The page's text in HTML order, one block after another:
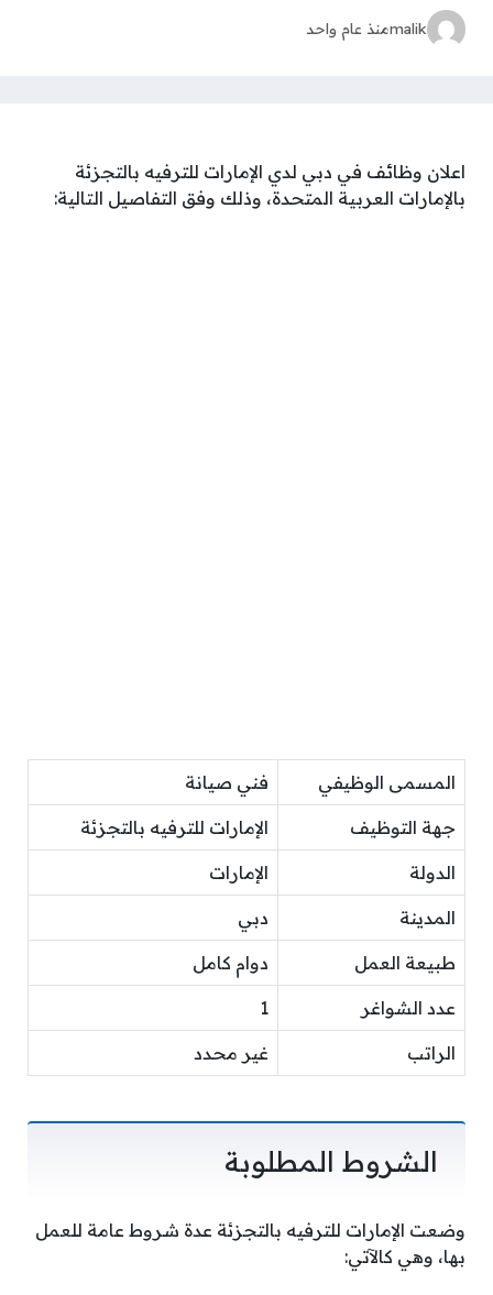
malikمنذ عام واحد
اعلان وظائف في دبي لدي الإمارات للترفيه بالتجزئة
بالإمارات العربية المتحدة، وذلك وفق التفاصيل التالية:
المسمى الوظيفي فني صيانة
جهة التوظيف الإمارات للترفيه بالتجزئة
الدولة الإمارات
المدينة دبي
طبيعة العمل دوام كامل
عدد الشواغر 1
الراتب غير محدد
الشروط المطلوبة
وضعت الإمارات للترفيه بالتجزئة عدة شروط عامة للعمل
بها، وهي كالآتي: